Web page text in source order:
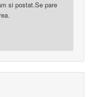
si postat.Se pare